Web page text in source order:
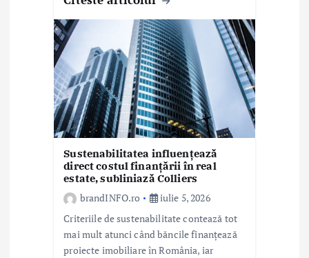
Sustenabilitatea influențează
direct costul finanțării în real
estate, subliniază Colliers
brandINFO.ro
iulie 5, 2026
Criteriile de sustenabilitate contează tot
mai mult atunci când băncile finanțează
proiecte imobiliare în România, iar